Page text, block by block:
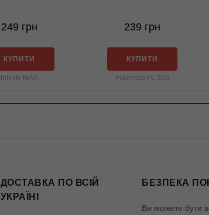
249 грн
КУПИТИ
Infinity MAX
239 грн
КУПИТИ
Flavorlab FL 350
ДОСТАВКА ПО ВСІЙ
УКРАЇНІ
БЕЗПЕКА
Ви можете бути